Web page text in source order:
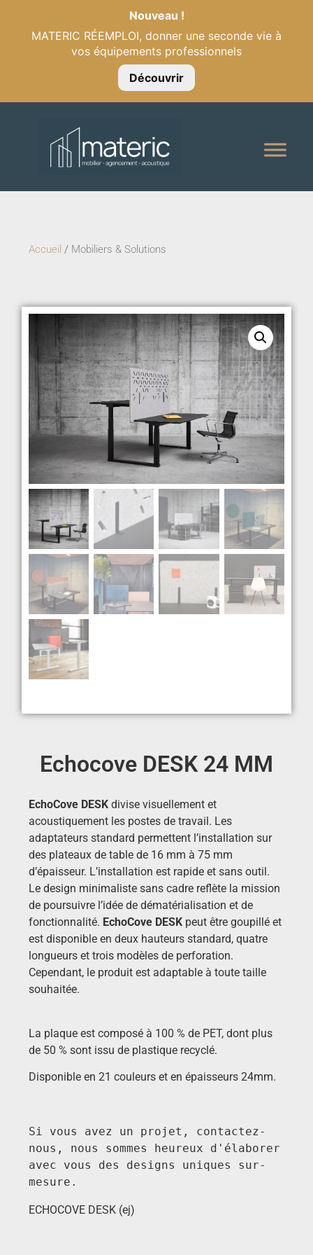
Nouveau !
MATERIC RÉEMPLOI, donner une seconde vie à
vos équipements professionnels
Découvrir
Accueil / Mobiliers & Solutions
Echocove DESK 24 MM
EchoCove DESK divise visuellement et
acoustiquement les postes de travail. Les
adaptateurs standard permettent l’installation sur
des plateaux de table de 16 mm à 75 mm
d’épaisseur. L’installation est rapide et sans outil.
Le design minimaliste sans cadre reflète la mission
de poursuivre l’idée de dématérialisation et de
fonctionnalité. EchoCove DESK peut être goupillé et
est disponible en deux hauteurs standard, quatre
longueurs et trois modèles de perforation.
Cependant, le produit est adaptable à toute taille
souhaitée.
La plaque est composé à 100 % de PET, dont plus
de 50 % sont issu de plastique recyclé.
Disponible en 21 couleurs et en épaisseurs 24mm.
Si vous avez un projet, contactez-
nous, nous sommes heureux d'élaborer
avec vous des designs uniques sur-
mesure.
ECHOCOVE DESK (ej)